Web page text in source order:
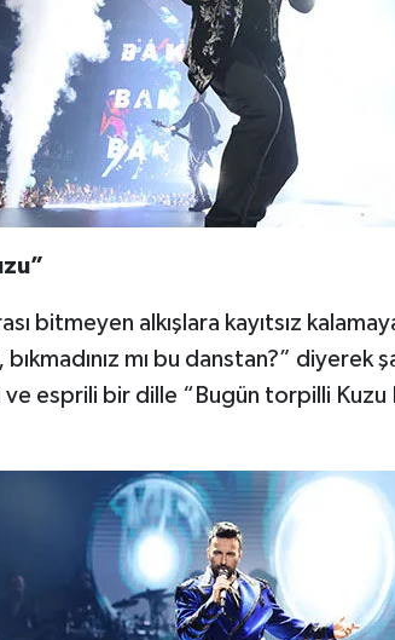
bitmeyen alkışlara kayıtsız
mı bu danstan?” diyerek
esprili bir dille “Bugün torpilli Kuzu